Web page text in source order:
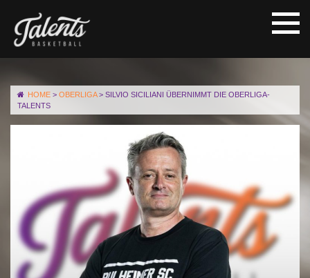
HOME > OBERLIGA> SILVIO SICILIANI ÜBERNIMMT DIE OBERLIGA-
TALENTS